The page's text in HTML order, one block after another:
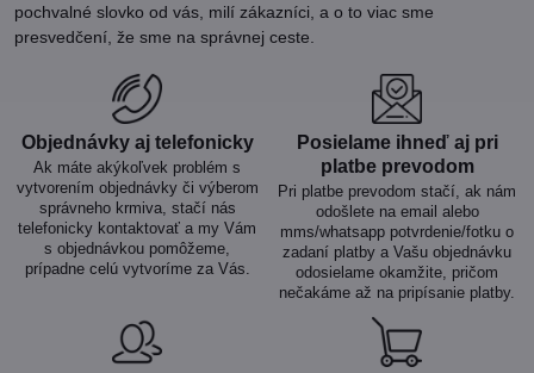
pochvalné slovko od vás, milí zákazníci, a o to viac sme
presvedčení, že sme na správnej ceste.
Objednávky aj telefonicky
Ak máte akýkoľvek problém s
vytvorením objednávky či výberom
správneho krmiva, stačí nás
telefonicky kontaktovať a my Vám
s objednávkou pomôžeme,
prípadne celú vytvoríme za Vás.
Posielame ihneď aj pri
platbe prevodom
Pri platbe prevodom stačí, ak nám
odošlete na email alebo
mms/whatsapp potvrdenie/fotku o
zadaní platby a Vašu objednávku
odosielame okamžite, pričom
nečakáme až na pripísanie platby.